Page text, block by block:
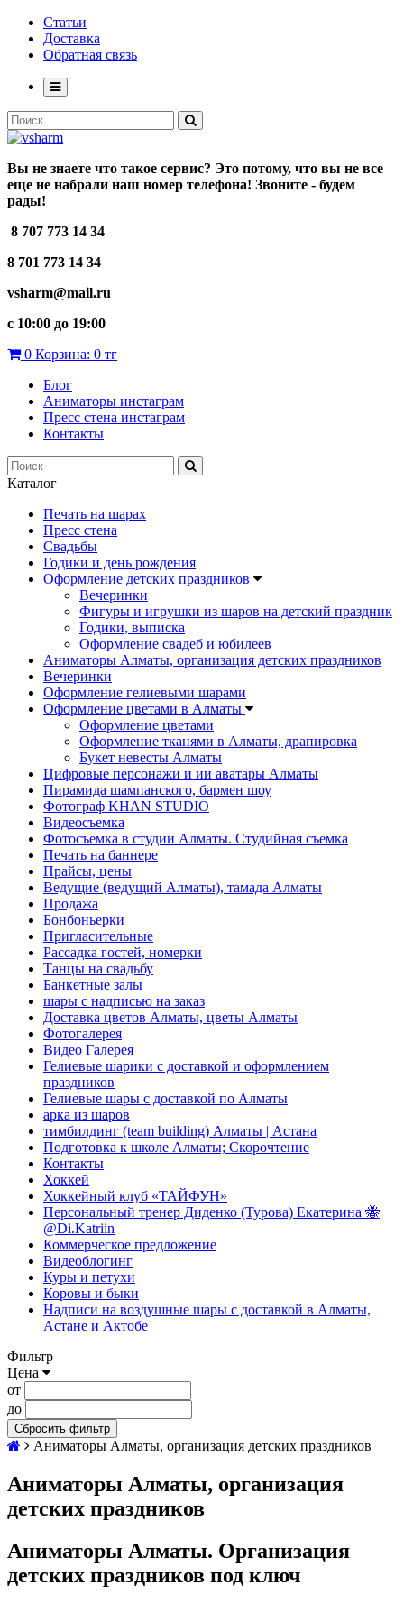
Статьи
Доставка
Обратная связь
Вы не знаете что такое сервис? Это потому, что вы не все
еще не набрали наш номер телефона! Звоните - будем
рады!
8 707 773 14 34
8 701 773 14 34
vsharm@mail.ru
c 10:00 до 19:00
0 Корзина: 0 тг
Блог
Аниматоры инстаграм
Пресс стена инстаграм
Контакты
Каталог
Печать на шарах
Пресс стена
Свадьбы
Годики и день рождения
Оформление детских праздников
Вечеринки
Фигуры и игрушки из шаров на детский праздник
Годики, выписка
Оформление свадеб и юбилеев
Аниматоры Алматы, организация детских праздников
Вечеринки
Оформление гелиевыми шарами
Оформление цветами в Алматы
Оформление цветами
Оформление тканями в Алматы, драпировка
Букет невесты Алматы
Цифровые персонажи и ии аватары Алматы
Пирамида шампанского, бармен шоу
Фотограф KHAN STUDIO
Видеосъемка
Фотосъемка в студии Алматы. Студийная съемка
Печать на баннере
Прайсы, цены
Ведущие (ведущий Алматы), тамада Алматы
Продажа
Бонбоньерки
Пригласительные
Рассадка гостей, номерки
Танцы на свадьбу
Банкетные залы
шары с надписью на заказ
Доставка цветов Алматы, цветы Алматы
Фотогалерея
Видео Галерея
Гелиевые шарики с доставкой и оформлением
праздников
Гелиевые шары с доставкой по Алматы
арка из шаров
тимбилдинг (team building) Алматы | Астана
Подготовка к школе Алматы; Скорочтение
Контакты
Хоккей
Хоккейный клуб «ТАЙФУН»
Персональный тренер Диденко (Турова) Екатерина 🐝
@Di.Katriin
Коммерческое предложение
Видеоблогинг
Куры и петухи
Коровы и быки
Надписи на воздушные шары с доставкой в Алматы,
Астане и Актобе
Фильтр
Цена
от
до
Сбросить фильтр
Аниматоры Алматы, организация детских праздников
Аниматоры Алматы, организация
детских праздников
Аниматоры Алматы. Организация
детских праздников под ключ